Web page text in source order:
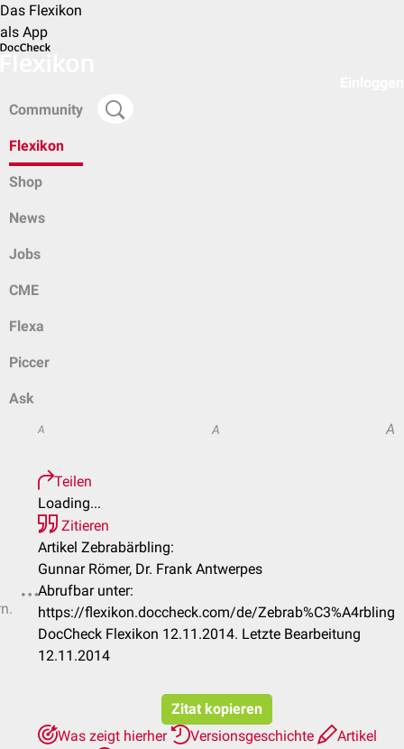
Das Flexikon
als App
Community
Flexikon
Shop
News
Jobs
CME
Flexa
Piccer
Ask
A A A
Teilen
Loading...
Zitieren
Artikel Zebrabärbling:
Gunnar Römer, Dr. Frank Antwerpes
Abrufbar unter:
https://flexikon.doccheck.com/de/Zebrab%C3%A4rbling
DocCheck Flexikon 12.11.2014. Letzte Bearbeitung
12.11.2014
Zitat kopieren
Was zeigt hierher
Versionsgeschichte
Artikel